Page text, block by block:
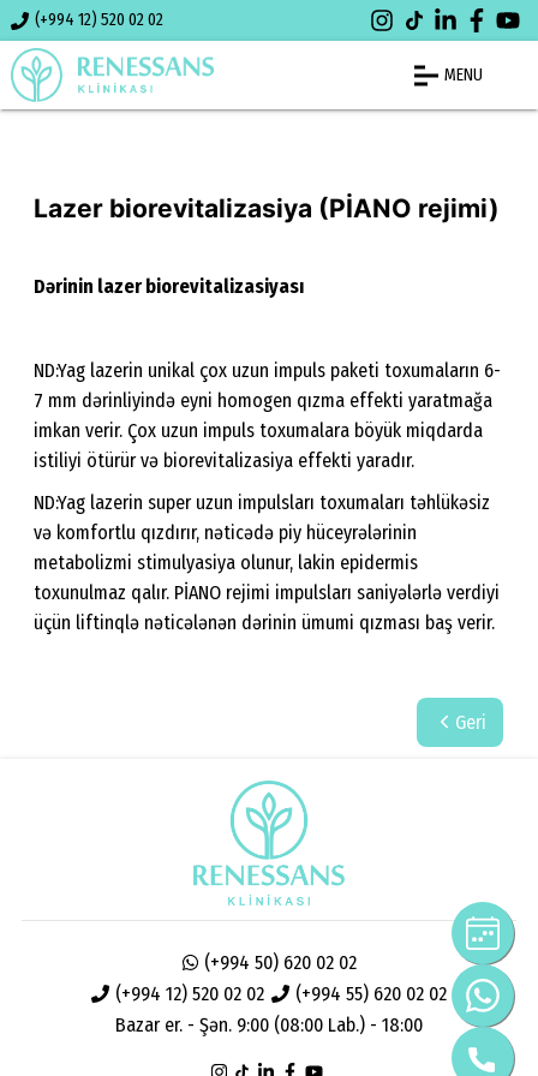
(+994 12) 520 02 02
MENU
Lazer biorevitalizasiya (PİANO rejimi)
Dərinin lazer biorevitalizasiyası
ND:Yag lazerin unikal çox uzun impuls paketi toxumaların 6-
7 mm dərinliyində eyni homogen qızma effekti yaratmağa
imkan verir. Çox uzun impuls toxumalara böyük miqdarda
istiliyi ötürür və biorevitalizasiya effekti yaradır.
ND:Yag lazerin super uzun impulsları toxumaları təhlükəsiz
və komfortlu qızdırır, nəticədə piy hüceyrələrinin
metabolizmi stimulyasiya olunur, lakin epidermis
toxunulmaz qalır. PİANO rejimi impulsları saniyələrlə verdiyi
üçün liftinqlə nəticələnən dərinin ümumi qızması baş verir.
Geri
(+994 12) 520 02 02 (+994 55) 620 02 02
(+994 50) 620 02 02
Bazar er. - Şən. 9:00 (08:00 Lab.) - 18:00